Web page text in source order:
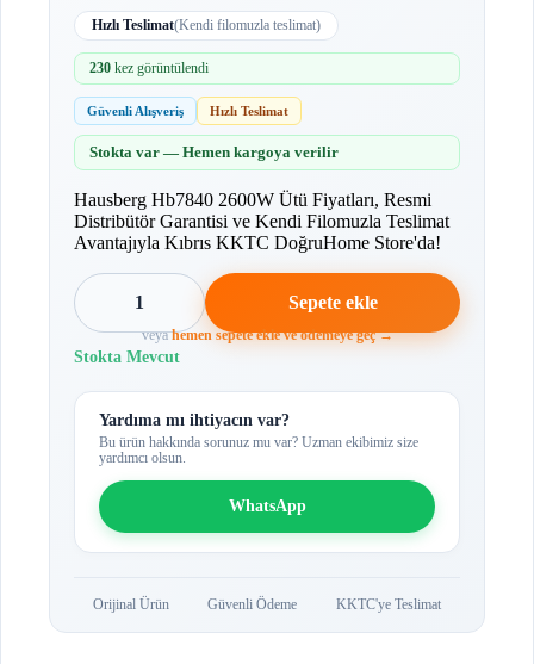
Hızlı Teslimat(Kendi filomuzla teslimat)
230 kez görüntülendi
Güvenli Alışveriş Hızlı Teslimat
Stokta var — Hemen kargoya verilir
Hausberg Hb7840 2600W Ütü Fiyatları, Resmi
Distribütör Garantisi ve Kendi Filomuzla Teslimat
Avantajıyla Kıbrıs KKTC DoğruHome Store'da!
1 Sepete ekle
veyahemen sepete ekle ve ödemeye geç →
Stokta Mevcut
Yardıma mı ihtiyacın var?
Bu ürün hakkında sorunuz mu var? Uzman ekibimiz size
yardımcı olsun.
WhatsApp
Orijinal Ürün Güvenli Ödeme KKTC'ye Teslimat